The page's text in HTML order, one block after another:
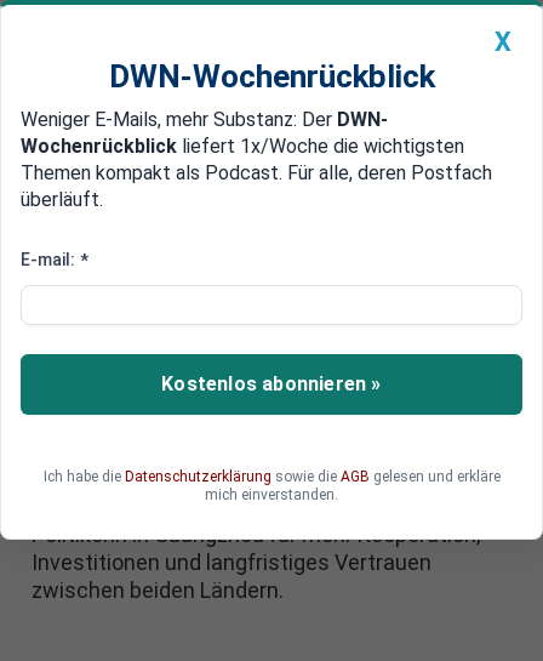
Newsticker MEIN DWN: Geldanlage Premium
Edelmetalle DWN-Magazin China
Reiche in China:
engere Zusammenarbeit
Bundeswirtschaftsministerin Katherina Reiche
setzt bei ihrem China-Besuch auf engere
Angesichts globaler Konflikte und
wirtschaftlicher Unsicherheiten warb die CDU-
Politikerin in Guangzhou für mehr Kooperation,
Investitionen und langfristiges Vertrauen
zwischen beiden Ländern.
X
DWN-Wochenrückblick
Weniger E-Mails, mehr Substanz: Der DWN-
Wochenrückblick liefert 1x/Woche die wichtigsten
Themen kompakt als Podcast. Für alle, deren Postfach
überläuft.
E-mail: *
Kostenlos abonnieren »
Ich habe die Datenschutzerklärung sowie die AGB gelesen und erkläre
mich einverstanden.